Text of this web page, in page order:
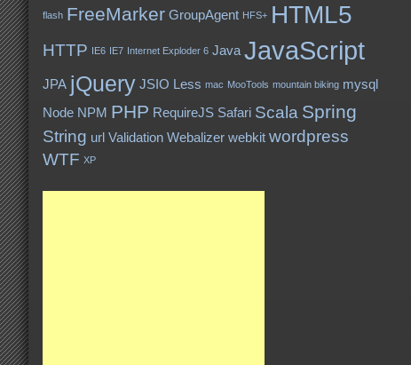
flash FreeMarker GroupAgent HFS+ HTML5
HTTP IE6 IE7 Internet Exploder 6 Java JavaScript
JPA jQuery JSIO Less mac MooTools mountain biking mysql
Node NPM PHP RequireJS Safari Scala Spring
String url Validation Webalizer webkit wordpress
WTF XP